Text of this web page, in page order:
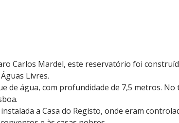
Carlos Mardel, este reservatório foi
Livres.
de água, com profundidade de 7,5 metros. No
a Casa do Registo, onde eram